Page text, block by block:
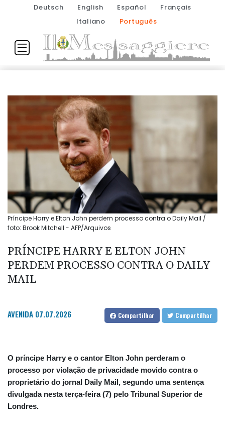
Deutsch English Español
Français
Italiano
Português
Príncipe Harry e Elton John perdem processo contra o Daily Mail /
foto: Brook Mitchell - AFP/Arquivos
PRÍNCIPE HARRY E ELTON JOHN
PERDEM PROCESSO CONTRA O DAILY
MAIL
AVENIDA 07.07.2026 Compartilhar Compartilhar
O príncipe Harry e o cantor Elton John perderam o
processo por violação de privacidade movido contra o
proprietário do jornal Daily Mail, segundo uma sentença
divulgada nesta terça-feira (7) pelo Tribunal Superior de
Londres.